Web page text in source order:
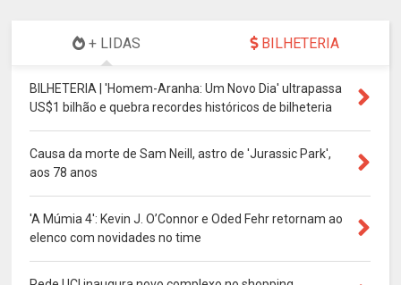
+ LIDAS BILHETERIA
BILHETERIA | 'Homem-Aranha: Um Novo Dia' ultrapassa
US$1 bilhão e quebra recordes históricos de bilheteria
Causa da morte de Sam Neill, astro de 'Jurassic Park',
aos 78 anos
'A Múmia 4': Kevin J. O’Connor e Oded Fehr retornam ao
elenco com novidades no time